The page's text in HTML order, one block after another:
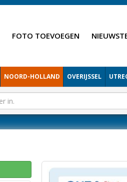
FOTO TOEVOEGEN
NOORD-HOLLAND OVERIJSSEL